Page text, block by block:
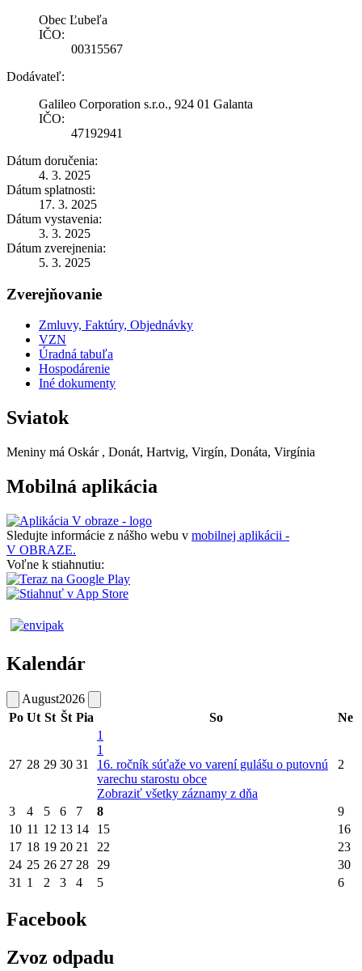
Obec Ľubeľa
IČO:
00315567
Dodávateľ:
Galileo Corporation s.r.o., 924 01 Galanta
IČO:
47192941
Dátum doručenia:
4. 3. 2025
Dátum splatnosti:
17. 3. 2025
Dátum vystavenia:
3. 3. 2025
Dátum zverejnenia:
5. 3. 2025
Zverejňovanie
Zmluvy, Faktúry, Objednávky
VZN
Úradná tabuľa
Hospodárenie
Iné dokumenty
Sviatok
Meniny má Oskár , Donát, Hartvig, Virgín, Donáta, Virgínia
Mobilná aplikácia
Sledujte informácie z nášho webu v mobilnej aplikácii -
V OBRAZE.
Voľne k stiahnutiu:
Kalendár
August2026
Po Ut St Št Pia So Ne
27 28 29 30 31
1
1
16. ročník súťaže vo varení gulášu o putovnú
varechu starostu obce
Zobraziť všetky záznamy z dňa
2
3 4 5 6 7 8
9
10 11 12 13 14 15
16
17 18 19 20 21 22
23
24 25 26 27 28 29
30
31 1 2 3 4 5 6
Facebook
Zvoz odpadu